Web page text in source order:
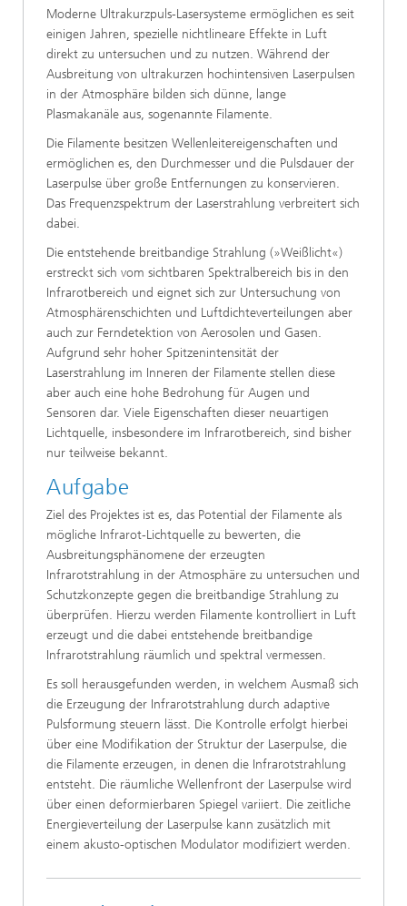
Moderne Ultrakurzpuls-Lasersysteme ermöglichen es seit
einigen Jahren, spezielle nichtlineare Effekte in Luft
direkt zu untersuchen und zu nutzen. Während der
Ausbreitung von ultrakurzen hochintensiven Laserpulsen
in der Atmosphäre bilden sich dünne, lange
Plasmakanäle aus, sogenannte Filamente.
Die Filamente besitzen Wellenleitereigenschaften und
ermöglichen es, den Durchmesser und die Pulsdauer der
Laserpulse über große Entfernungen zu konservieren.
Das Frequenzspektrum der Laserstrahlung verbreitert sich
dabei.
Die entstehende breitbandige Strahlung (»Weißlicht«)
erstreckt sich vom sichtbaren Spektralbereich bis in den
Infrarotbereich und eignet sich zur Untersuchung von
Atmosphärenschichten und Luftdichteverteilungen aber
auch zur Ferndetektion von Aerosolen und Gasen.
Aufgrund sehr hoher Spitzenintensität der
Laserstrahlung im Inneren der Filamente stellen diese
aber auch eine hohe Bedrohung für Augen und
Sensoren dar. Viele Eigenschaften dieser neuartigen
Lichtquelle, insbesondere im Infrarotbereich, sind bisher
nur teilweise bekannt.
Aufgabe
Ziel des Projektes ist es, das Potential der Filamente als
mögliche Infrarot-Lichtquelle zu bewerten, die
Ausbreitungsphänomene der erzeugten
Infrarotstrahlung in der Atmosphäre zu untersuchen und
Schutzkonzepte gegen die breitbandige Strahlung zu
überprüfen. Hierzu werden Filamente kontrolliert in Luft
erzeugt und die dabei entstehende breitbandige
Infrarotstrahlung räumlich und spektral vermessen.
Es soll herausgefunden werden, in welchem Ausmaß sich
die Erzeugung der Infrarotstrahlung durch adaptive
Pulsformung steuern lässt. Die Kontrolle erfolgt hierbei
über eine Modifikation der Struktur der Laserpulse, die
die Filamente erzeugen, in denen die Infrarotstrahlung
entsteht. Die räumliche Wellenfront der Laserpulse wird
über einen deformierbaren Spiegel variiert. Die zeitliche
Energieverteilung der Laserpulse kann zusätzlich mit
einem akusto-optischen Modulator modifiziert werden.